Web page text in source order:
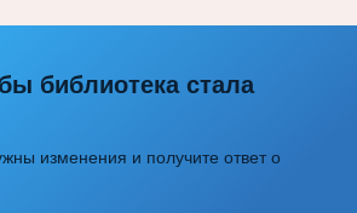
библиотека стала
изменения и получите ответ о